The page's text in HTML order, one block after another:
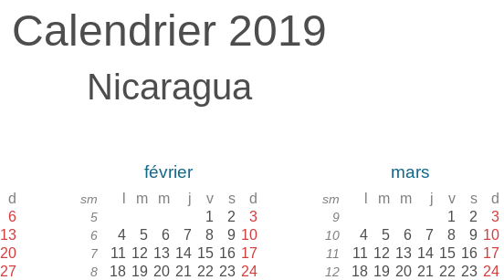
Calendrier 2019
Nicaragua
d
6
13
20
27
février
sm m m j v s d
5 1 2 3
6 4 5 6 7 8 9 10
7 11 12 13 14 15 16 17
8 18 19 20 21 22 23 24
mars
sm m m j v s d
9 1 2 3
10 4 5 6 7 8 9 10
11 11 12 13 14 15 16 17
12 18 19 20 21 22 23 24